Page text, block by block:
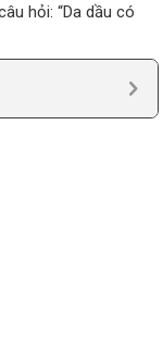
hỏi: “Da dầu có